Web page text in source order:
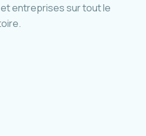
entreprises sur tout le